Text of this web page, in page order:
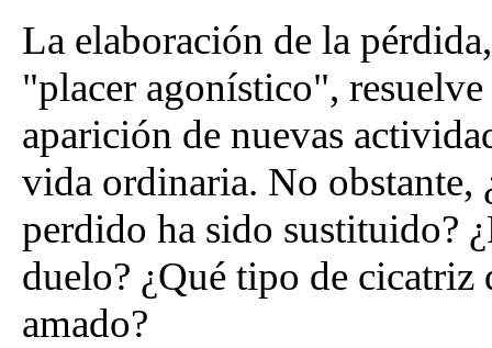
La elaboración de la
"placer agonístico",
aparición de nuevas
vida ordinaria. No obstante,
perdido ha sido sustituido?
duelo? ¿Qué tipo de
amado?